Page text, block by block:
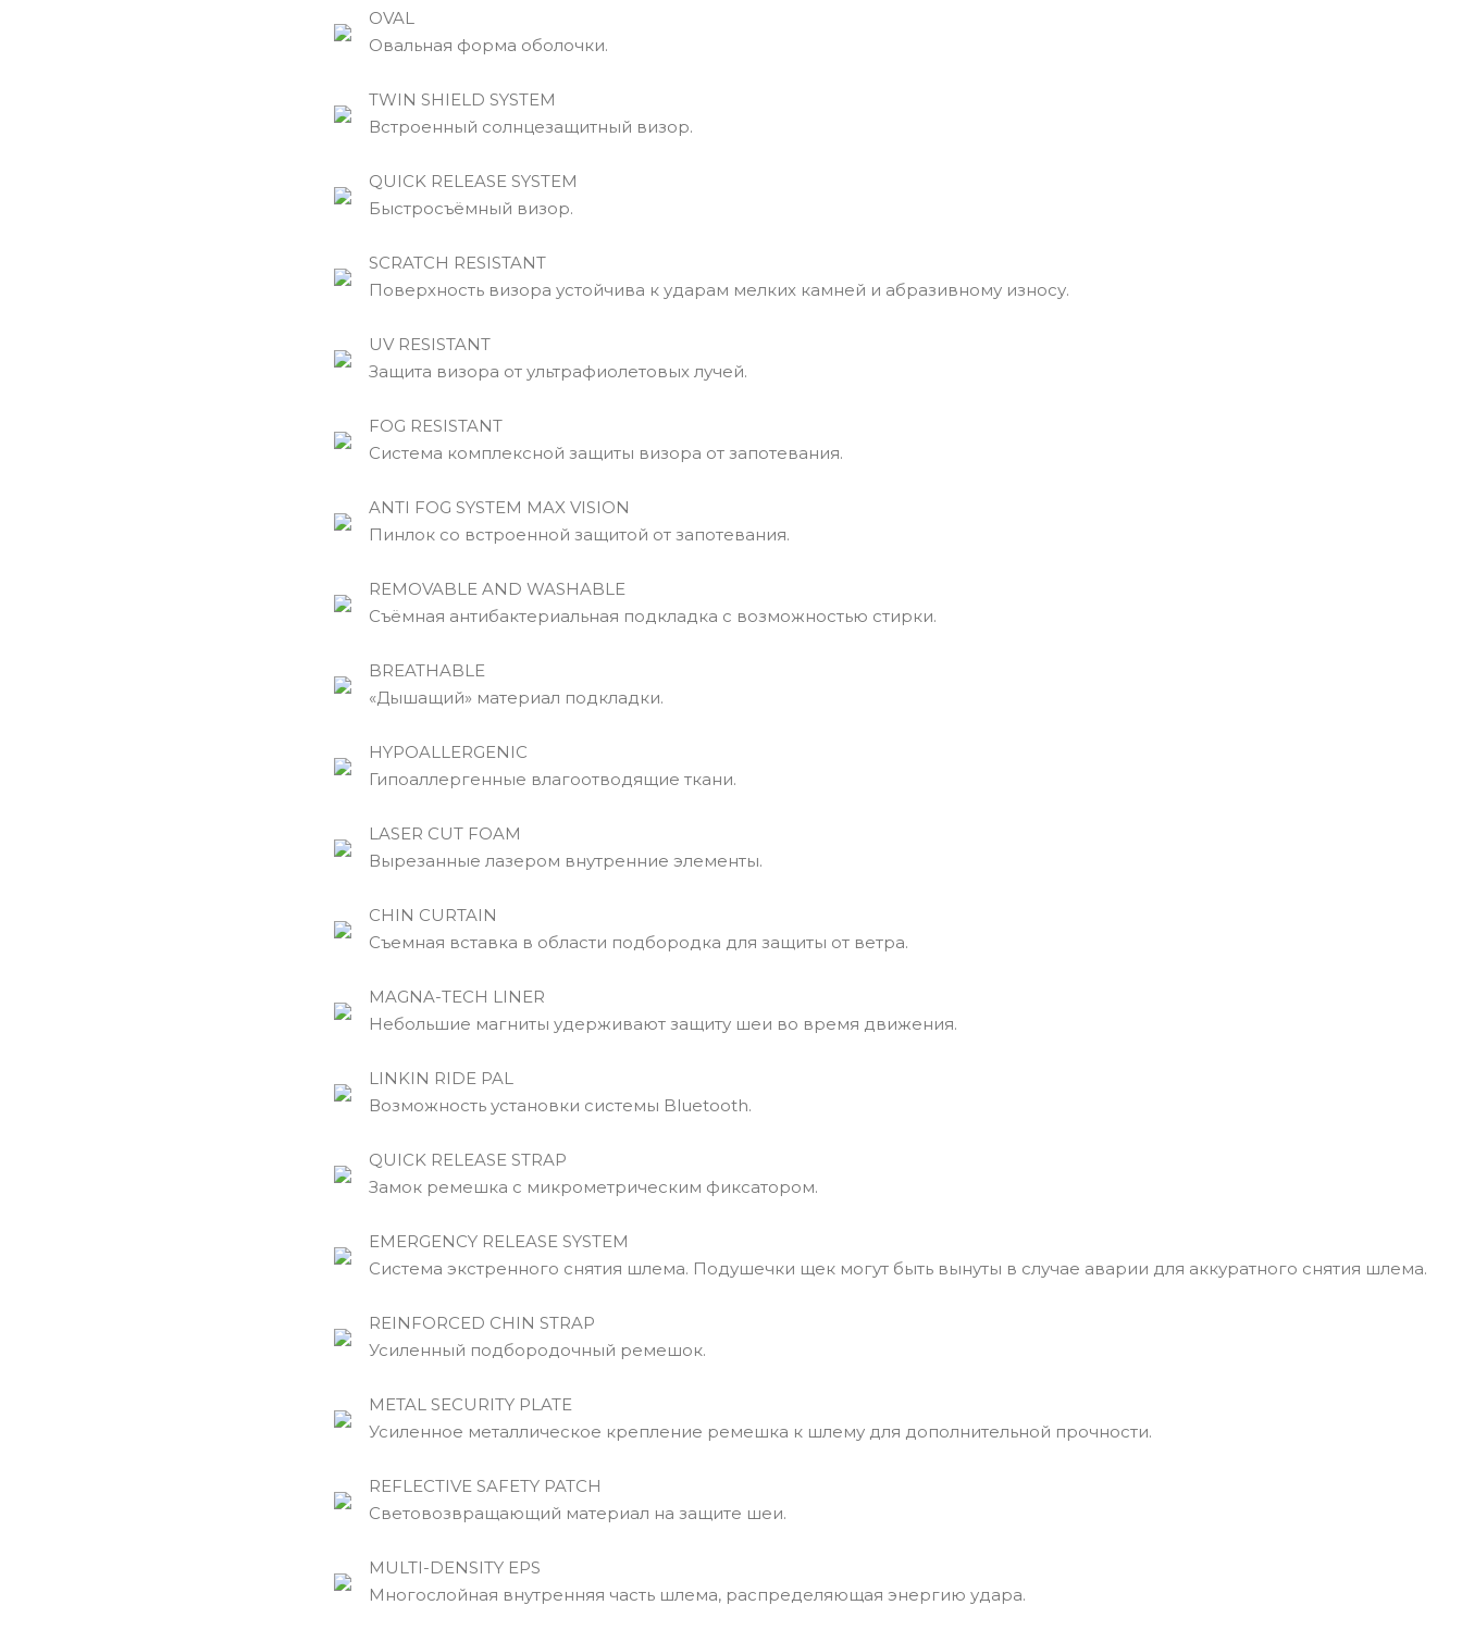
OVAL
Овальная форма оболочки.
TWIN SHIELD SYSTEM
Встроенный солнцезащитный визор.
QUICK RELEASE SYSTEM
Быстросъёмный визор.
SCRATCH RESISTANT
Поверхность визора устойчива к ударам мелких камней и абразивному износу.
UV RESISTANT
Защита визора от ультрафиолетовых лучей.
FOG RESISTANT
Система комплексной защиты визора от запотевания.
ANTI FOG SYSTEM MAX VISION
Пинлок со встроенной защитой от запотевания.
REMOVABLE AND WASHABLE
Съёмная антибактериальная подкладка с возможностью стирки.
BREATHABLE
«Дышащий» материал подкладки.
HYPOALLERGENIC
Гипоаллергенные влагоотводящие ткани.
LASER CUT FOAM
Вырезанные лазером внутренние элементы.
CHIN CURTAIN
Съемная вставка в области подбородка для защиты от ветра.
MAGNA-TECH LINER
Небольшие магниты удерживают защиту шеи во время движения.
LINKIN RIDE PAL
Возможность установки системы Bluetooth.
QUICK RELEASE STRAP
Замок ремешка с микрометрическим фиксатором.
EMERGENCY RELEASE SYSTEM
Cистема экстренного снятия шлема. Подушечки щек могут быть вынуты в случае аварии для аккуратного снятия шлема.
REINFORCED CHIN STRAP
Усиленный подбородочный ремешок.
METAL SECURITY PLATE
Усиленное металлическое крепление ремешка к шлему для дополнительной прочности.
REFLECTIVE SAFETY PATCH
Световозвращающий материал на защите шеи.
MULTI-DENSITY EPS
Многослойная внутренняя часть шлема, распределяющая энергию удара.